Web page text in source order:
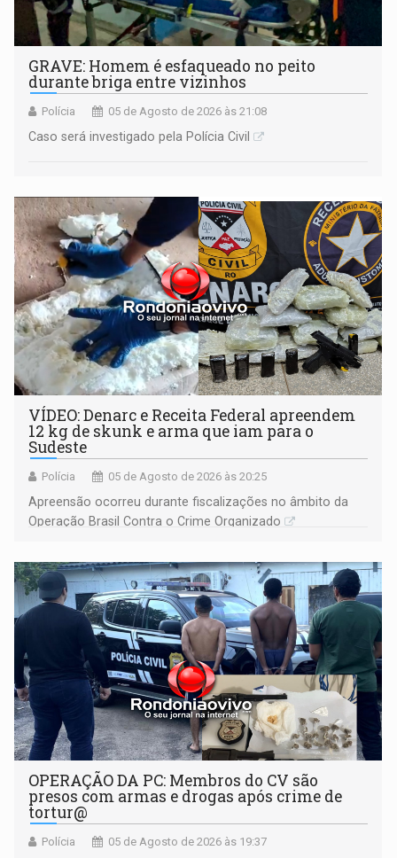
GRAVE: Homem é esfaqueado no peito
durante briga entre vizinhos
Polícia 05 de Agosto de 2026 às 21:08
Caso será investigado pela Polícia Civil
VÍDEO: Denarc e Receita Federal apreendem
12 kg de skunk e arma que iam para o
Sudeste
Polícia 05 de Agosto de 2026 às 20:25
Apreensão ocorreu durante fiscalizações no âmbito da
Operação Brasil Contra o Crime Organizado
OPERAÇÃO DA PC: Membros do CV são
presos com armas e drogas após crime de
tortur@
Polícia 05 de Agosto de 2026 às 19:37